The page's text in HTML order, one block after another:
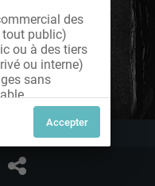
des
tout public)
ou à des tiers
ou interne)
sans
vous invitons
le type
celles
acquitter